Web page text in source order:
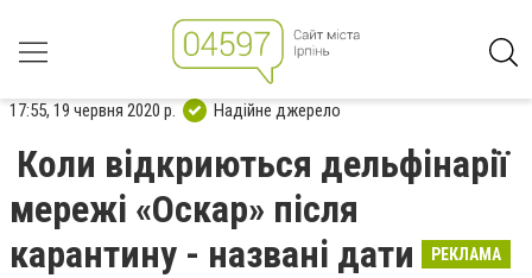
17:55, 19 червня 2020 р. Надійне джерело
Коли відкриються дельфінарії
мережі «Оскар» після
карантину - названі дати
РЕКЛАМА